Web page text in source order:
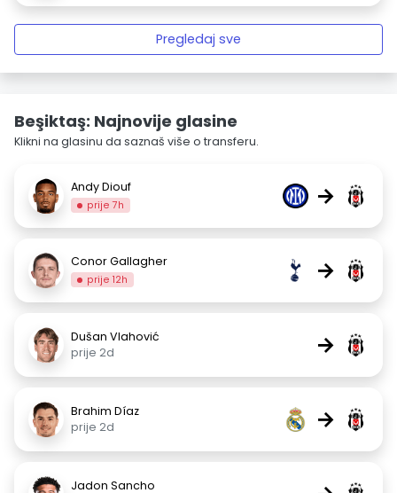
Pregledaj sve
Beşiktaş: Najnovije glasine
Klikni na glasinu da saznaš više o transferu.
Andy Diouf
prije 7h →
Conor Gallagher
prije 12h →
Dušan Vlahović
prije 2d
→
Brahim Díaz
prije 2d
→
Jadon Sancho